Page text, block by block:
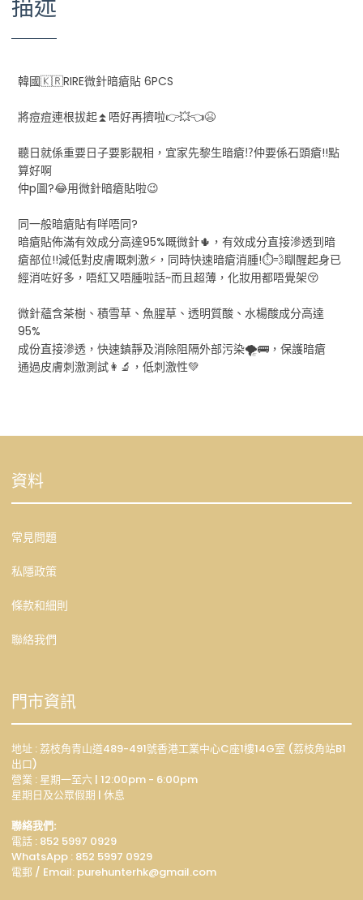
描述
韓國🇰🇷RIRE微針暗瘡貼 6PCS
將痘痘連根拔起⏫唔好再擠啦👉💥👈😫
聽日就係重要日子要影靚相，宜家先黎生暗瘡⁉️仲要係石頭瘡!!點
算好啊
仲p圖?😂用微針暗瘡貼啦😉
同一般暗瘡貼有咩唔同?
暗瘡貼佈滿有效成分高達95%嘅微針🌵，有效成分直接滲透到暗
瘡部位!!減低對皮膚嘅刺激⚡，同時快速暗瘡消腫!⏱💨瞓醒起身已
經消咗好多，唔紅又唔腫啦話~而且超薄，化妝用都唔覺架😚
微針蘊含茶樹、積雪草、魚腥草、透明質酸、水楊酸成分高達
95%
成份直接滲透，快速鎮靜及消除阻隔外部污染🌪🚌，保護暗瘡
通過皮膚刺激測試👩‍🔬，低刺激性💚
資料
常見問題
私隱政策
條款和細則
聯絡我們
門市資訊
地址 : 荔枝角青山道489-491號香港工業中心C座1樓14G室 (荔枝角站B1
出口)
營業 : 星期一至六 | 12:00pm - 6:00pm
星期日及公眾假期 | 休息
聯絡我們:
電話 : 852 5997 0929
WhatsApp : 852 5997 0929
電郵 / Email: purehunterhk@gmail.com